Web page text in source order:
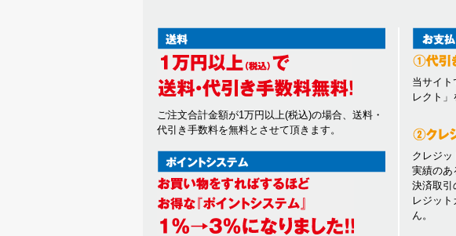
ご注文合計金額が1万円以上(税込)の場合、送料・
代引き手数料を無料とさせて頂きます。
当サイト
レクト」
クレジッ
実績のあ
決済取引
レジッ
ん。